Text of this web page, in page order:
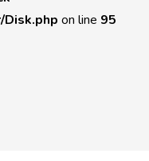
on line 95